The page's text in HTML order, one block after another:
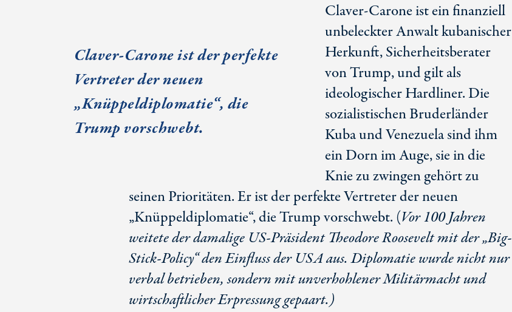
Claver-Carone ist der perfekte
Vertreter der neuen
„Knüppeldiplomatie“, die
Trump vorschwebt.
Claver-Carone ist ein finanziell
unbeleckter Anwalt kubanischer
Herkunft, Sicherheitsberater
von Trump, und gilt als
ideologischer Hardliner. Die
sozialistischen Bruderländer
Kuba und Venezuela sind ihm
ein Dorn im Auge, sie in die
Knie zu zwingen gehört zu
seinen Prioritäten. Er ist der perfekte Vertreter der neuen
„Knüppeldiplomatie“, die Trump vorschwebt. (Vor 100 Jahren
weitete der damalige US-Präsident Theodore Roosevelt mit der „Big-
Stick-Policy“ den Einfluss der USA aus. Diplomatie wurde nicht nur
verbal betrieben, sondern mit unverhohlener Militärmacht und
wirtschaftlicher Erpressung gepaart.)